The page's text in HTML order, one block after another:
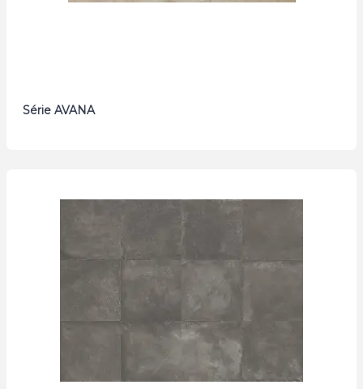
Série AVANA